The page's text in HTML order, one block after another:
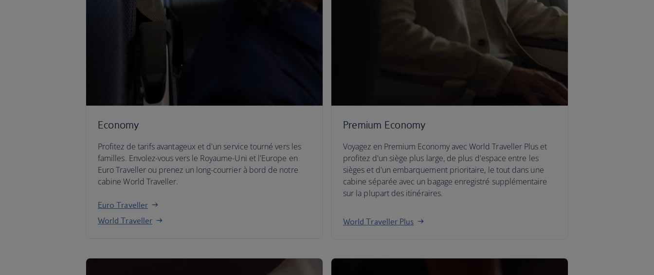
Economy
Profitez de tarifs avantageux et d'un service tourné vers les
familles. Envolez-vous vers le Royaume-Uni et l'Europe en
Euro Traveller ou prenez un long-courrier à bord de notre
cabine World Traveller.
Euro Traveller
World Traveller
Premium Economy
Voyagez en Premium Economy avec World Traveller Plus et
profitez d'un siège plus large, de plus d'espace entre les
sièges et d'un embarquement prioritaire, le tout dans une
cabine séparée avec un bagage enregistré supplémentaire
sur la plupart des itinéraires.
World Traveller Plus